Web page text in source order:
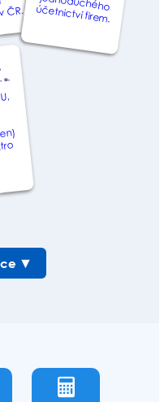
ČR. účetnictví firem.
▼